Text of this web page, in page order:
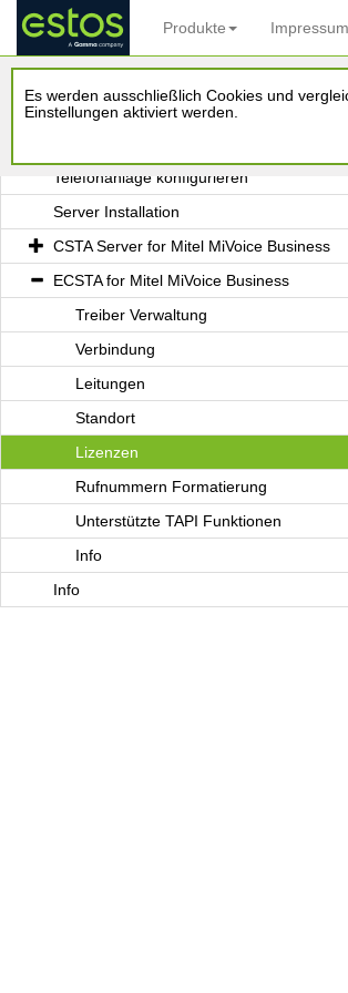
Es werden ausschließlich Cookies und
Einstellungen aktiviert werden.
Produkte Impressum
estos ECSTA for Mitel MiVoice Business
Einleitung
Telefonanlage konfigurieren
Server Installation
CSTA Server for Mitel MiVoice Business
ECSTA for Mitel MiVoice Business
Treiber Verwaltung
Verbindung
Leitungen
Standort
Lizenzen
Rufnummern Formatierung
Unterstützte TAPI Funktionen
Info
Info